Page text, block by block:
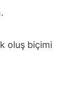
oluş biçimi